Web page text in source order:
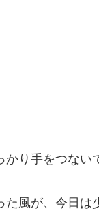
り手をつない
た風が、今日は